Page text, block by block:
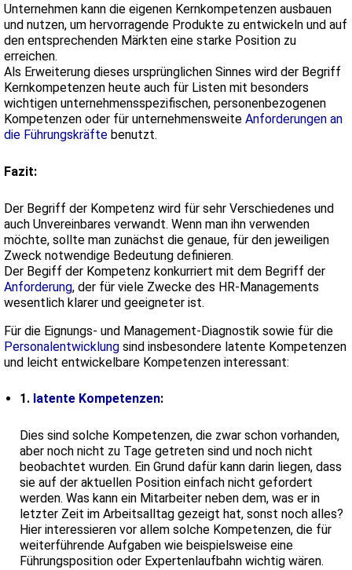
Unternehmen kann die eigenen Kernkompetenzen ausbauen
und nutzen, um hervorragende Produkte zu entwickeln und auf
den entsprechenden Märkten eine starke Position zu
erreichen.
Als Erweiterung dieses ursprünglichen Sinnes wird der Begriff
Kernkompetenzen heute auch für Listen mit besonders
wichtigen unternehmens­spezifischen, personenbezogenen
Kompetenzen oder für unternehmensweite Anforderungen an
die Führungskräfte benutzt.
Fazit:
Der Begriff der Kompetenz wird für sehr Verschiedenes und
auch Unvereinbares verwandt. Wenn man ihn verwenden
möchte, sollte man zunächst die genaue, für den jeweiligen
Zweck notwendige Bedeutung definieren.
Der Begiff der Kompetenz konkurriert mit dem Begriff der
Anforderung, der für viele Zwecke des HR-Managements
wesentlich klarer und geeigneter ist.
Für die Eignungs- und Management-Diagnostik sowie für die
Personalentwicklung sind insbesondere latente Kompetenzen
und leicht entwickelbare Kompetenzen interessant:
1. latente Kompetenzen:
Dies sind solche Kompetenzen, die zwar schon vorhanden,
aber noch nicht zu Tage getreten sind und noch nicht
beobachtet wurden. Ein Grund dafür kann darin liegen, dass
sie auf der aktuellen Position einfach nicht gefordert
werden. Was kann ein Mitarbeiter neben dem, was er in
letzter Zeit im Arbeitsalltag gezeigt hat, sonst noch alles?
Hier interessieren vor allem solche Kompetenzen, die für
weiterführende Aufgaben wie beispielsweise eine
Führungsposition oder Expertenlaufbahn wichtig wären.